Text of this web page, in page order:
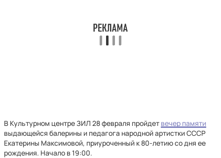
В Культурном центре ЗИЛ 28 февраля пройдет вечер памяти
выдающейся балерины и педагога народной артистки СССР
Екатерины Максимовой, приуроченный к 80-летию со дня ее
рождения. Начало в 19:00.